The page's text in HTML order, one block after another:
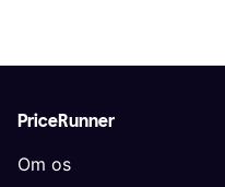
PriceRunner
Om os